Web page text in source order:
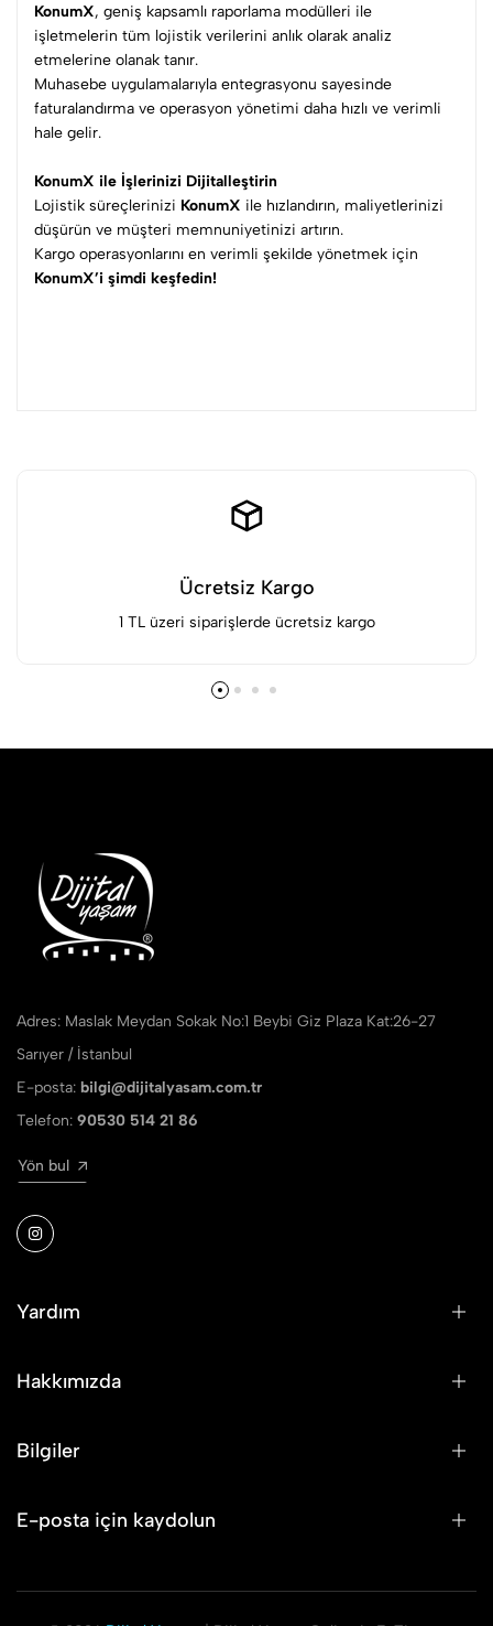
KonumX, geniş kapsamlı raporlama modülleri ile
işletmelerin tüm lojistik verilerini anlık olarak analiz
etmelerine olanak tanır.
Muhasebe uygulamalarıyla entegrasyonu sayesinde
faturalandırma ve operasyon yönetimi daha hızlı ve verimli
hale gelir.
KonumX ile İşlerinizi Dijitalleştirin
Lojistik süreçlerinizi KonumX ile hızlandırın, maliyetlerinizi
düşürün ve müşteri memnuniyetinizi artırın.
Kargo operasyonlarını en verimli şekilde yönetmek için
KonumX’i şimdi keşfedin!
Ücretsiz Kargo
1 TL üzeri siparişlerde ücretsiz kargo
Adres: Maslak Meydan Sokak No:1 Beybi Giz Plaza Kat:26-27
Sarıyer / İstanbul
E-posta: bilgi@dijitalyasam.com.tr
Telefon: 90530 514 21 86
Yön bul
Yardım
Hakkımızda
Bilgiler
E-posta için kaydolun